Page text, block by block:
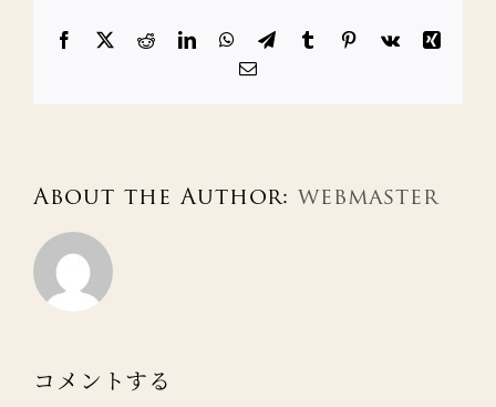
Facebook RedditLinkedInWhatsAppTelegram
TumblrPinterest
Vk
Xing
電
About the Author: webmaster
コメントする